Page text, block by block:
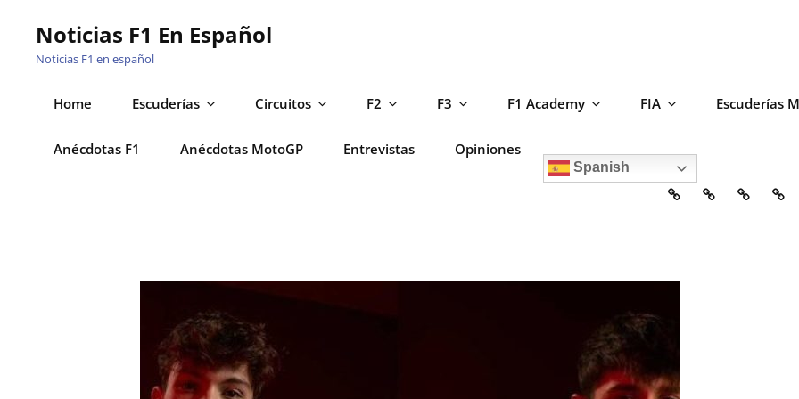
contenido
Noticias F1 En Español
Noticias F1 en español
Home Escuderías Circuitos F2 F3 F1 Academy FIA Escuderías
Anécdotas F1 Anécdotas MotoGP Entrevistas Opiniones
Spanish
HomeEscuderías
Circuitos
F2